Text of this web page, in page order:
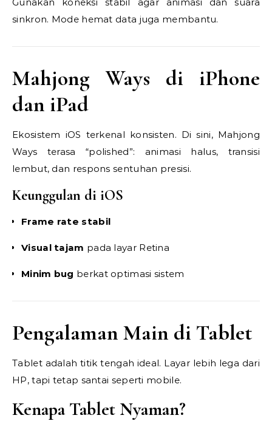
sinkron. Mode hemat data juga membantu.
Mahjong Ways di iPhone
dan iPad
Ekosistem iOS terkenal konsisten. Di sini, Mahjong
Ways terasa “polished”: animasi halus, transisi
lembut, dan respons sentuhan presisi.
Keunggulan di iOS
Frame rate stabil
Visual tajam pada layar Retina
Minim bug berkat optimasi sistem
Pengalaman Main di Tablet
Tablet adalah titik tengah ideal. Layar lebih lega dari
HP, tapi tetap santai seperti mobile.
Kenapa Tablet Nyaman?